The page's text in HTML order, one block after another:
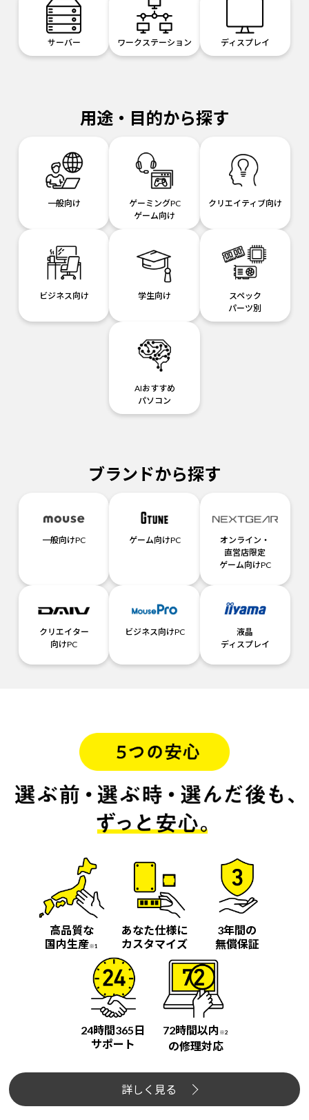
サーバー ワークステーション ディスプレイ
用途・目的から探す
一般向け
ゲーミングPC
ゲーム向け
クリエイティブ向け
ビジネス向け 学生向け
スペック
パーツ別
AIおすすめ
パソコン
ブランドから探す
一般向けPC ゲーム向けPC
オンライン・
直営店限定
ゲーム向けPC
クリエイター
向けPC
ビジネス向けPC
液晶
ディスプレイ
高品質な
国内生産※1
あなた仕様に
カスタマイズ
3年間の
無償保証
24時間365日
サポート
72時間以内 ※2
の修理対応
詳しく見る